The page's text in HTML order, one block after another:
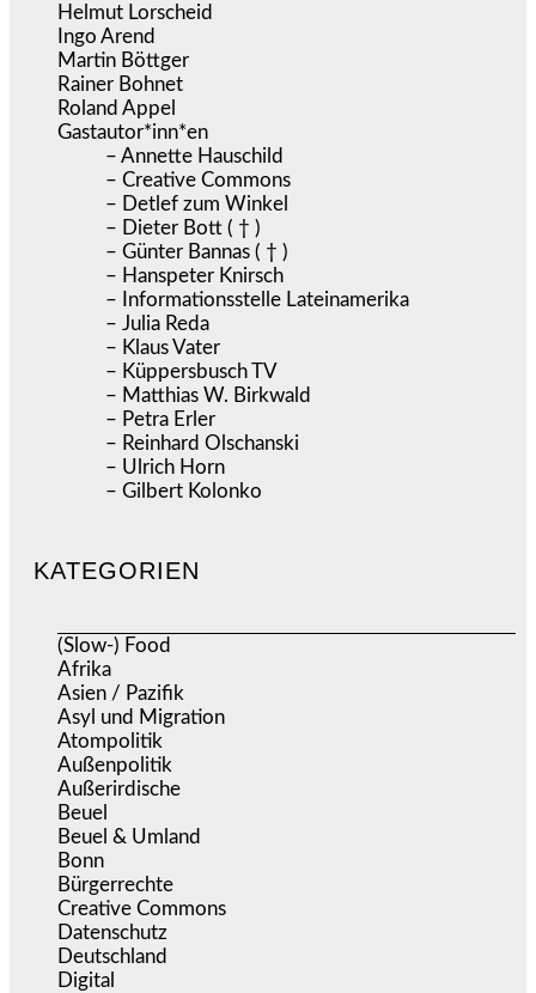
Helmut Lorscheid
Ingo Arend
Martin Böttger
Rainer Bohnet
Roland Appel
Gastautor*inn*en
– Annette Hauschild
– Creative Commons
– Detlef zum Winkel
– Dieter Bott ( † )
– Günter Bannas ( † )
– Hanspeter Knirsch
– Informationsstelle Lateinamerika
– Julia Reda
– Klaus Vater
– Küppersbusch TV
– Matthias W. Birkwald
– Petra Erler
– Reinhard Olschanski
– Ulrich Horn
– Gilbert Kolonko
KATEGORIEN
(Slow-) Food
Afrika
Asien / Pazifik
Asyl und Migration
Atompolitik
Außenpolitik
Außerirdische
Beuel
Beuel & Umland
Bonn
Bürgerrechte
Creative Commons
Datenschutz
Deutschland
Digital